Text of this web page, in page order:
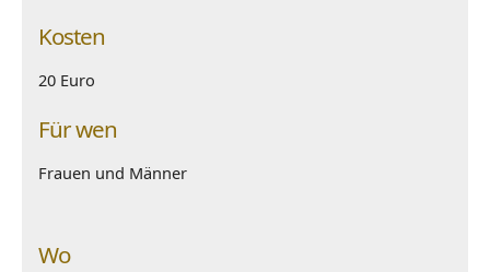
Kosten
20 Euro
Für wen
Frauen und Männer
Wo